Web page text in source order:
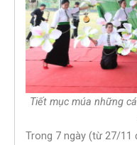
Tiết mục múa những
Trong 7 ngày (từ 27/11